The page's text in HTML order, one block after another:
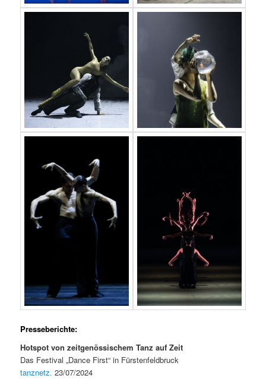
Presseberichte:
Hotspot von zeitgenössischem Tanz auf Zeit
Das Festival „Dance First“ in Fürstenfeldbruck
tanznetz. 23/07/2024